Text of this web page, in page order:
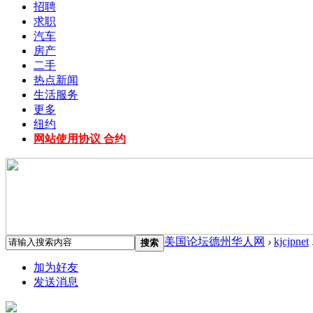
招聘
求职
汽车
房产
二手
热点新闻
生活服务
更多
纽约
网站使用协议 合约
搜索 美国论坛德州华人网 › kjcjpnet
加为好友
发送消息